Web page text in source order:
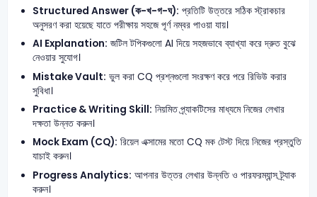
Structured Answer (ক-খ-গ-ঘ): প্রতিটি উত্তরে সঠিক স্ট্রাকচার
অনুসরণ করা হয়েছে যাতে পরীক্ষায় সহজে পূর্ণ নম্বর পাওয়া যায়।
AI Explanation: জটিল টপিকগুলো AI দিয়ে সহজভাবে ব্যাখ্যা করে দ্রুত বুঝে
নেওয়ার সুযোগ।
Mistake Vault: ভুল করা CQ প্রশ্নগুলো সংরক্ষণ করে পরে রিভিউ করার
সুবিধা।
Practice & Writing Skill: নিয়মিত প্র্যাকটিসের মাধ্যমে নিজের লেখার
দক্ষতা উন্নত করুন।
Mock Exam (CQ): রিয়েল এক্সামের মতো CQ মক টেস্ট দিয়ে নিজের প্রস্তুতি
যাচাই করুন।
Progress Analytics: আপনার উত্তর লেখার উন্নতি ও পারফরম্যান্স ট্র্যাক
করুন।